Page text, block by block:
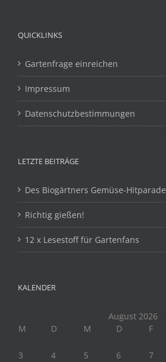
QUICKLINKS
Gartenfrage einreichen
Impressum
Datenschutzbestimmungen
LETZTE BEITRÄGE
Des Biogärtners Gemüse-Hitparade
Richtig gießen!
12 x Lesestoff für Gartenfans
KALENDER
August 2026
M
D M D F
3
4 5 6 7